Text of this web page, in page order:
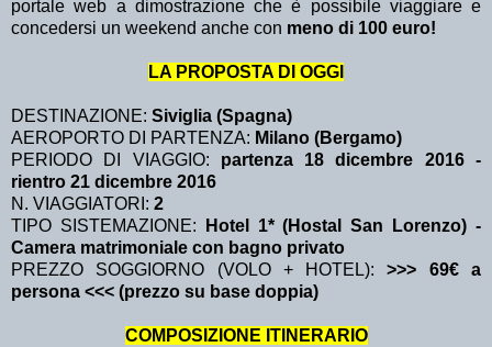
portale web a dimostrazione che è possibile viaggiare e
concedersi un weekend anche con meno di 100 euro!
LA PROPOSTA DI OGGI
DESTINAZIONE: Siviglia (Spagna)
AEROPORTO DI PARTENZA: Milano (Bergamo)
PERIODO DI VIAGGIO: partenza 18 dicembre 2016-
rientro 21 dicembre 2016
N. VIAGGIATORI: 2
TIPO SISTEMAZIONE:
Hotel 1* (Hostal San Lorenzo) -
Camera matrimoniale con bagno privato
PREZZO SOGGIORNO (VOLO + HOTEL):>>> 69€ a
persona <<< (prezzo su base doppia)
COMPOSIZIONE ITINERARIO